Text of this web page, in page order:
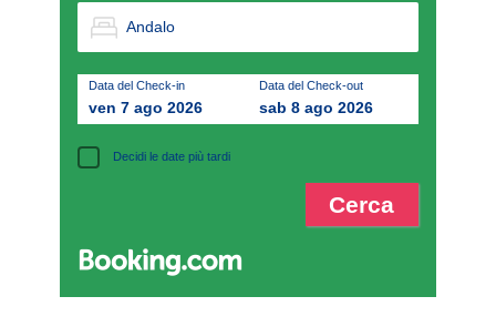
Data del Check-in
ven 7 ago 2026
Data del Check-out
sab 8 ago 2026
Decidi le date più tardi